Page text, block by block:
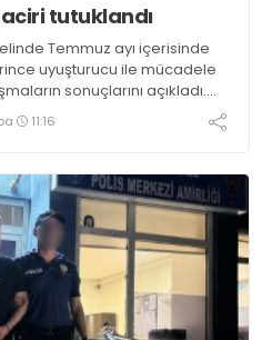
tutuklandı
Temmuz ayı içerisinde
uyuşturucu ile mücadele
sonuçlarını açıkladı.
ve uyarıcı madde
yapan 44 şahıs
11:16